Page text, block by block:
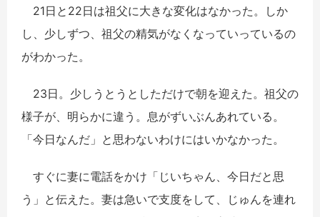
21日と22日は祖父に大きな変化はなかった。しか
し、少しずつ、祖父の精気がなくなっていっているの
がわかった。
23日。少しうとうとしただけで朝を迎えた。祖父の
様子が、明らかに違う。息がずいぶんあれている。
「今日なんだ」と思わないわけにはいかなかった。
すぐに妻に電話をかけ「じいちゃん、今日だと思
う」と伝えた。妻は急いで支度をして、じゅんを連れ